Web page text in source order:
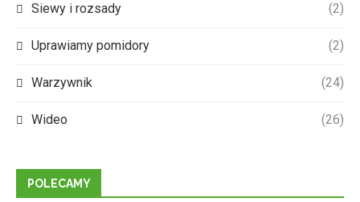
Siewy i rozsady (2)
Uprawiamy pomidory (2)
Warzywnik (24)
Wideo (26)
POLECAMY